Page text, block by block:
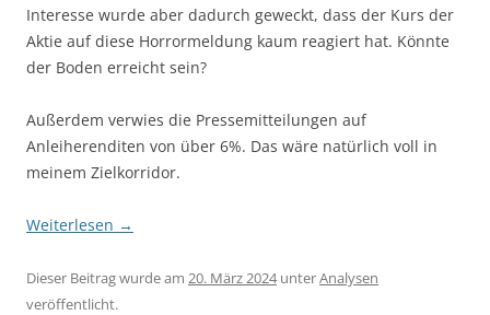
Interesse wurde aber dadurch geweckt, dass der Kurs der
Aktie auf diese Horrormeldung kaum reagiert hat. Könnte
der Boden erreicht sein?
Außerdem verwies die Pressemitteilungen auf
Anleiherenditen von über 6%. Das wäre natürlich voll in
meinem Zielkorridor.
Weiterlesen →
Dieser Beitrag wurde am 20. März 2024unterAnalysen
veröffentlicht.